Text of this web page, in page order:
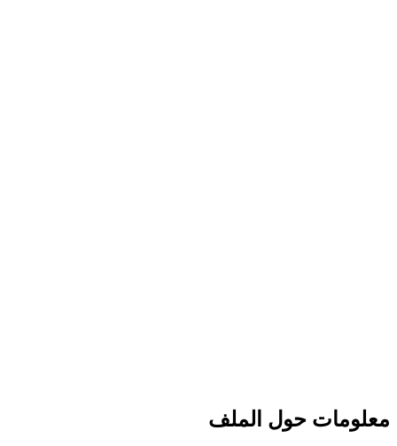
معلومات حول الملف